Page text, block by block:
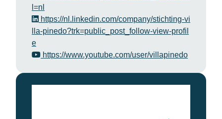
l=nl
https://nl.linkedin.com/company/stichting-vi
lla-pinedo?trk=public_post_follow-view-profil
e
https://www.youtube.com/user/villapinedo